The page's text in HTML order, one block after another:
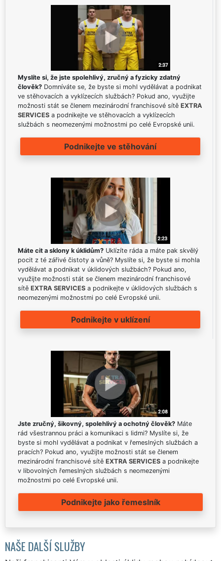
Myslíte si, že jste spolehlivý, zručný a fyzicky zdatný
člověk? Domníváte se, že byste si mohl vydělávat a podnikat
ve stěhovacích a vyklízecích službách? Pokud ano, využijte
možnosti stát se členem mezinárodní franchisové sítě EXTRA
SERVICES a podnikejte ve stěhovacích a vyklízecích
službách s neomezenými možnostmi po celé Evropské unii.
Podnikejte ve stěhování
Máte cit a sklony k úklidům? Uklízíte ráda a máte pak skvělý
pocit z té zářivé čistoty a vůně? Myslíte si, že byste si mohla
vydělávat a podnikat v úklidových službách? Pokud ano,
využijte možnosti stát se členem mezinárodní franchisové
sítě EXTRA SERVICES a podnikejte v úklidových službách s
neomezenými možnostmi po celé Evropské unii.
Podnikejte v uklízení
Jste zručný, šikovný, spolehlivý a ochotný člověk? Máte
rád všestrannou práci a komunikaci s lidmi? Myslíte si, že
byste si mohl vydělávat a podnikat v řemeslných službách a
pracích? Pokud ano, využijte možnosti stát se členem
mezinárodní franchisové sítě EXTRA SERVICES a podnikejte
v libovolných řemeslných službách s neomezenými
možnostmi po celé Evropské unii.
Podnikejte jako řemeslník
NAŠE DALŠÍ SLUŽBY